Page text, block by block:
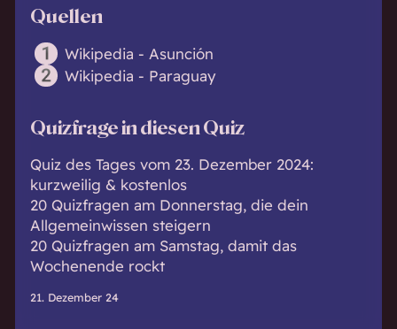
Quellen
Wikipedia - Asunción
Wikipedia - Paraguay
Quizfrage in diesen Quiz
Quiz des Tages vom 23. Dezember 2024:
kurzweilig & kostenlos
20 Quizfragen am Donnerstag, die dein
Allgemeinwissen steigern
20 Quizfragen am Samstag, damit das
Wochenende rockt
21. Dezember 24